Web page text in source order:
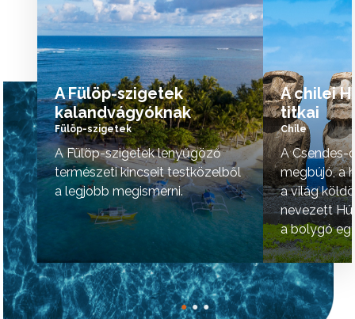
A Fülöp-szigetek
kalandvágyóknak
Fülöp-szigetek
A Fülöp-szigetek lenyűgöző
természeti kincseit testközelből
a legjobb megismerni.
A chilei
titkai
Chile
A Csendes-
megbújó, a
a világ
nevezett
a bolygó
helyének
● ● ●